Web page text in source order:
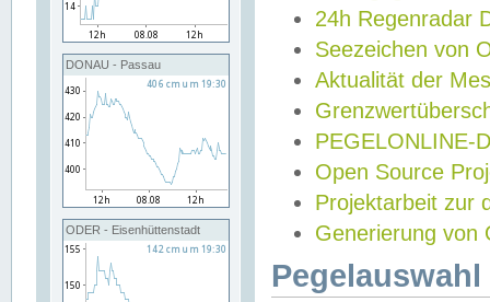
DONAU - Passau
ODER - Eisenhüttenstadt
24h Regenradar
Seezeichen von
Aktualität der
PEGELONLINE-
Open Source
Projektarbeit zur
Generierung von